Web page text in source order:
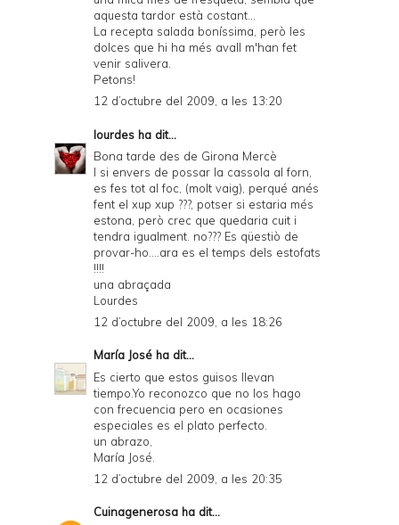
aquesta tardor està costant...
La recepta salada boníssima, però les
dolces que hi ha més avall m'han fet
venir salivera.
Petons!
12 d’octubre del 2009, a les 13:20
lourdes ha dit...
Bona tarde des de Girona Mercè
I si envers de possar la cassola al forn,
es fes tot al foc, (molt vaig), perqué anés
fent el xup xup ???, potser si estaria més
estona, però crec que quedaria cuit i
tendra igualment. no??? Es qüestiò de
provar-ho....ara es el temps dels estofats
!!!!
una abraçada
Lourdes
12 d’octubre del 2009, a les 18:26
María José ha dit...
Es cierto que estos guisos llevan
tiempo.Yo reconozco que no los hago
con frecuencia pero en ocasiones
especiales es el plato perfecto.
un abrazo,
María José.
12 d’octubre del 2009, a les 20:35
Cuinagenerosa ha dit...